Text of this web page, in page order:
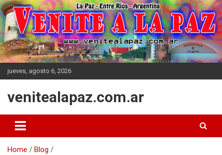
Skip
to
content
jueves, agosto 6, 2026
venitealapaz.com.ar
Home
Blog